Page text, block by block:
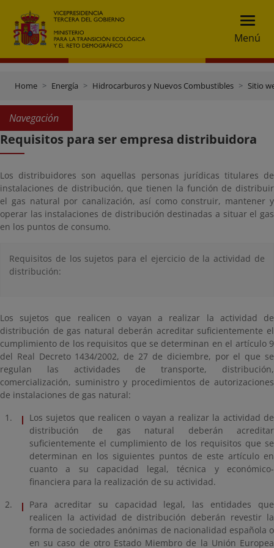
Menú
Home Energía Hidrocarburos y Nuevos Combustibles Sitio
Navegación
Requisitos para ser empresa distribuidora
Los distribuidores son aquellas personas jurídicas titulares de
instalaciones de distribución, que tienen la función de distribuir
el gas natural por canalización, así como construir, mantener y
operar las instalaciones de distribución destinadas a situar el gas
en los puntos de consumo.
Requisitos de los sujetos para el ejercicio de la actividad de
distribución:
Los sujetos que realicen o vayan a realizar la actividad de
distribución de gas natural deberán acreditar suficientemente el
cumplimiento de los requisitos que se determinan en el artículo 9
del Real Decreto 1434/2002, de 27 de diciembre, por el que se
regulan las actividades de transporte, distribución,
comercialización, suministro y procedimientos de autorizaciones
de instalaciones de gas natural:
Los sujetos que realicen o vayan a realizar la actividad de
distribución de gas natural deberán acreditar
suficientemente el cumplimiento de los requisitos que se
determinan en los siguientes puntos de este artículo en
cuanto a su capacidad legal, técnica y económico-
financiera para la realización de su actividad.
Para acreditar su capacidad legal, las entidades que
realicen la actividad de distribución deberán revestir la
forma de sociedades anónimas de nacionalidad española o
en su caso de otro Estado Miembro de la Unión Europea